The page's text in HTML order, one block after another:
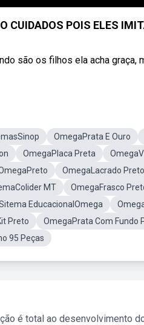
CUIDADOS POIS ELES
são os filhos ela acha graça,
OmegaPrata E Ouro
OmegaPlaca Preta
OmegaLacrado Preto
MT OmegaFrasco
EducacionalOmega
Preto OmegaPrata Com Fundo
95 Peças
é total ao desenvolvimento